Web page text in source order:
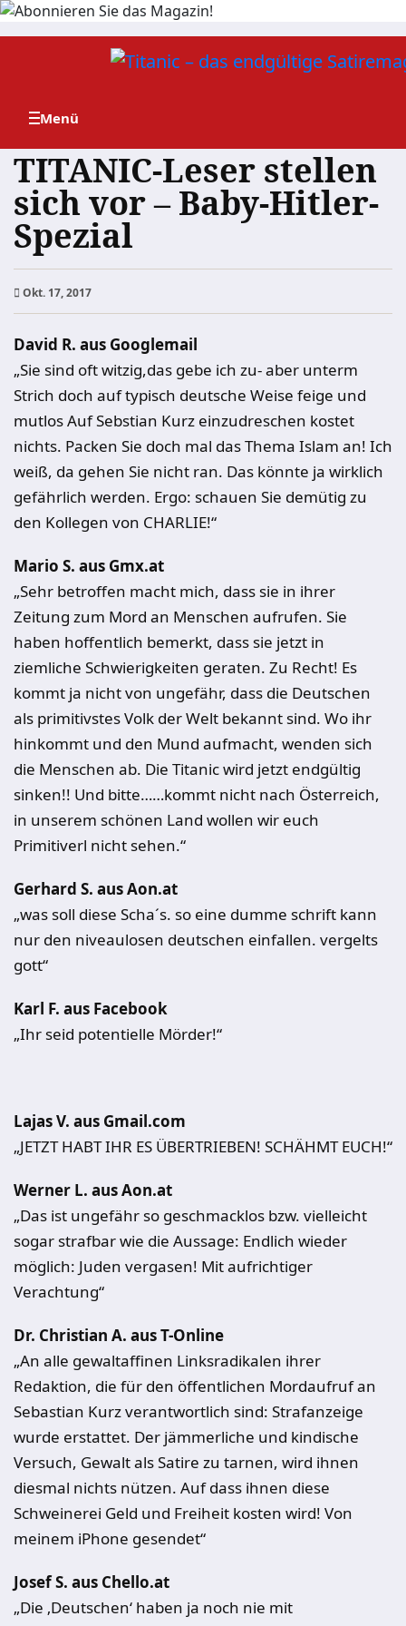
Zum
TITANIC-Leser stellen
sich vor – Baby-Hitler-
Spezial
Okt. 17, 2017
David R. aus Googlemail
„Sie sind oft witzig,das gebe ich zu- aber unterm
Strich doch auf typisch deutsche Weise feige und
mutlos Auf Sebstian Kurz einzudreschen kostet
nichts. Packen Sie doch mal das Thema Islam an! Ich
weiß, da gehen Sie nicht ran. Das könnte ja wirklich
gefährlich werden. Ergo: schauen Sie demütig zu
den Kollegen von CHARLIE!“
Mario S. aus Gmx.at
„Sehr betroffen macht mich, dass sie in ihrer
Zeitung zum Mord an Menschen aufrufen. Sie
haben hoffentlich bemerkt, dass sie jetzt in
ziemliche Schwierigkeiten geraten. Zu Recht! Es
kommt ja nicht von ungefähr, dass die Deutschen
als primitivstes Volk der Welt bekannt sind. Wo ihr
hinkommt und den Mund aufmacht, wenden sich
die Menschen ab. Die Titanic wird jetzt endgültig
sinken!! Und bitte……kommt nicht nach Österreich,
in unserem schönen Land wollen wir euch
Primitiverl nicht sehen.“
Gerhard S. aus Aon.at
„was soll diese Scha´s. so eine dumme schrift kann
nur den niveaulosen deutschen einfallen. vergelts
gott“
Karl F. aus Facebook
„Ihr seid potentielle Mörder!“
Lajas V. aus Gmail.com
„JETZT HABT IHR ES ÜBERTRIEBEN! SCHÄHMT EUCH!“
Werner L. aus Aon.at
„Das ist ungefähr so geschmacklos bzw. vielleicht
sogar strafbar wie die Aussage: Endlich wieder
möglich: Juden vergasen! Mit aufrichtiger
Verachtung“
Dr. Christian A. aus T-Online
„An alle gewaltaffinen Linksradikalen ihrer
Redaktion, die für den öffentlichen Mordaufruf an
Sebastian Kurz verantwortlich sind: Strafanzeige
wurde erstattet. Der jämmerliche und kindische
Versuch, Gewalt als Satire zu tarnen, wird ihnen
diesmal nichts nützen. Auf dass ihnen diese
Schweinerei Geld und Freiheit kosten wird! Von
meinem iPhone gesendet“
Josef S. aus Chello.at
„Die ‚Deutschen‘ haben ja noch nie mit